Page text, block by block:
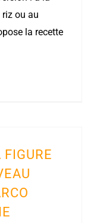
riz ou au
la recette